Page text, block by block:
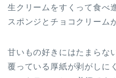
生クリームをすくって食べ
スポンジとチョコクリーム
甘いもの好きにはたまらな
覆っている厚紙が剥がしに